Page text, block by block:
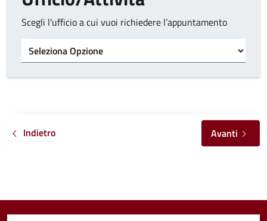
Scegli l’ufficio a cui vuoi richiedere l’appuntamento
Indietro Avanti